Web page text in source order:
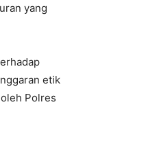
yang
etik
Polres